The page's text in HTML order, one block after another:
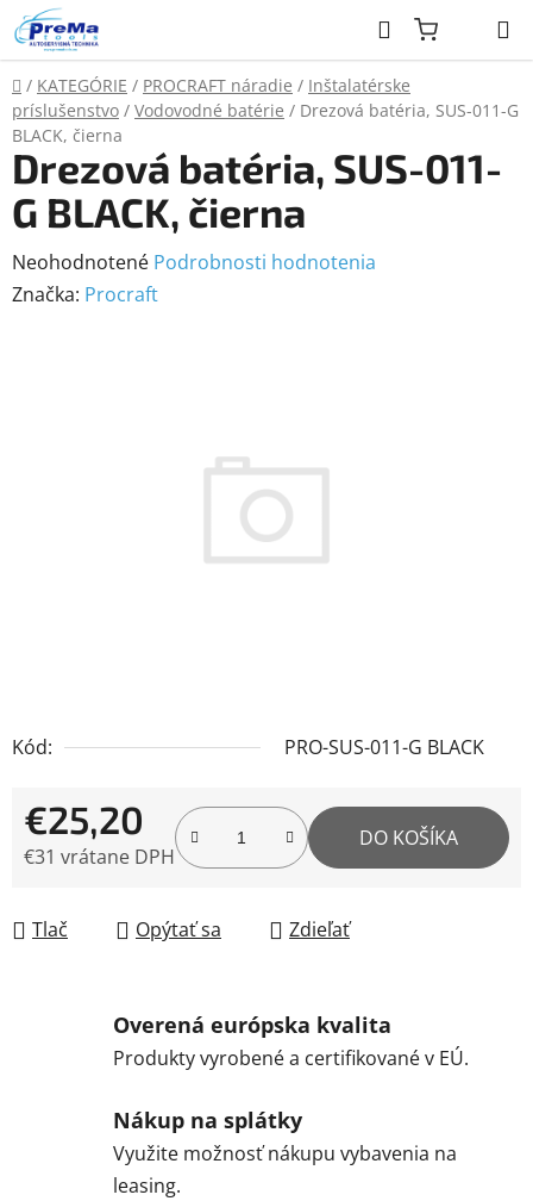
Prejsť
na
obsah
Hľadať
Domov
/ KATEGÓRIE / PROCRAFT náradie / Inštalatérske
príslušenstvo / Vodovodné batérie / Drezová batéria, SUS-011-G
BLACK, čierna
Kód: PRO-SUS-011-G BLACK
€25,20
€31 vrátane DPH
DO KOŠÍKA
Tlač Opýtať sa Zdieľať
Drezová batéria, SUS-011-
G BLACK, čierna
Priemerné
hodnotenie
Neohodnotené Podrobnosti hodnotenia
Značka: Procraft
Overená európska kvalita
Produkty vyrobené a certifikované v EÚ.
Nákup na splátky
Využite možnosť nákupu vybavenia na
leasing.